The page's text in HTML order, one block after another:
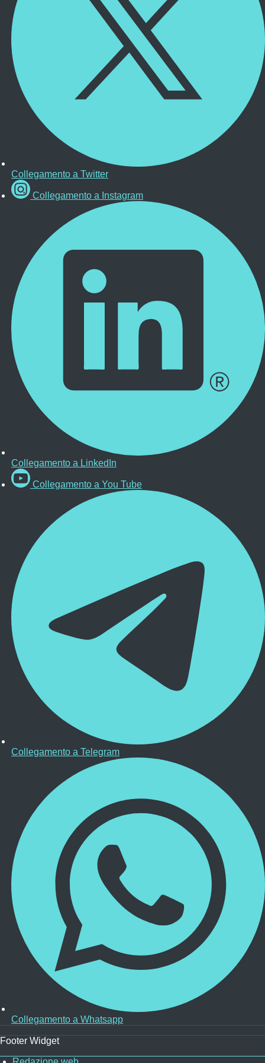
Collegamento a Twitter
Collegamento a Instagram
Collegamento a LinkedIn
Collegamento a You Tube
Collegamento a Telegram
Collegamento a Whatsapp
Footer Widget